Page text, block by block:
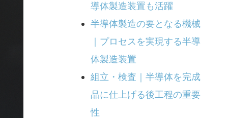
導体製造装置も活躍
半導体製造の要となる機械
｜プロセスを実現する半導
体製造装置
組立・検査｜半導体を完成
品に仕上げる後工程の重要
性